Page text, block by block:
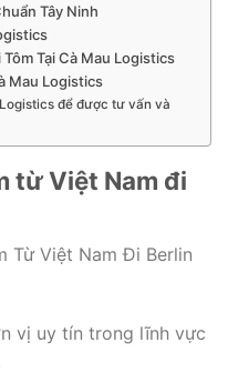
Tây Ninh
Tại Cà Mau Logistics
Mau Logistics
để được tư vấn và
từ Việt Nam đi
Từ Việt Nam Đi Berlin
vị uy tín trong lĩnh vực